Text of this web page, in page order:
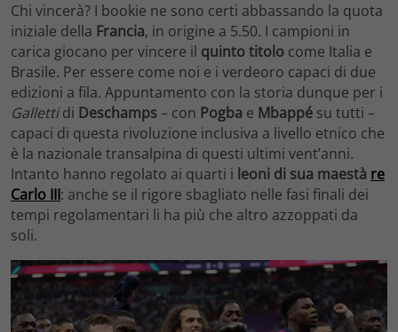
Chi vincerà? I bookie ne sono certi abbassando la quota
iniziale della Francia, in origine a 5.50. I campioni in
carica giocano per vincere il quinto titolo come Italia e
Brasile. Per essere come noi e i verdeoro capaci di due
edizioni a fila. Appuntamento con la storia dunque per i
Gallettidi Deschamps– con Pogba e Mbappé su tutti –
capaci di questa rivoluzione inclusiva a livello etnico che
è la nazionale transalpina di questi ultimi vent’anni.
Intanto hanno regolato ai quarti i leoni di sua maestà re
Carlo III: anche se il rigore sbagliato nelle fasi finali dei
tempi regolamentari li ha più che altro azzoppati da
soli.